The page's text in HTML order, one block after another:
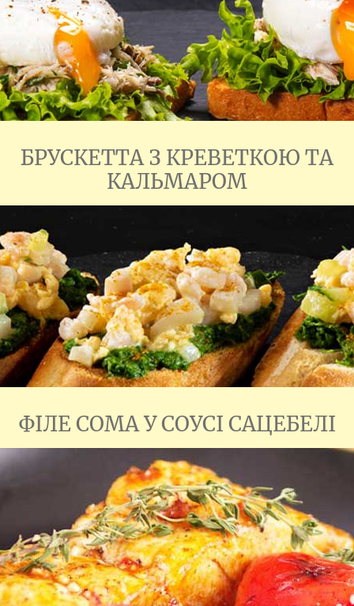
БРУСКЕТТА З КРЕВЕТКОЮ ТА
КАЛЬМАРОМ
ФІЛЕ СОМА У СОУСІ САЦЕБЕЛІ